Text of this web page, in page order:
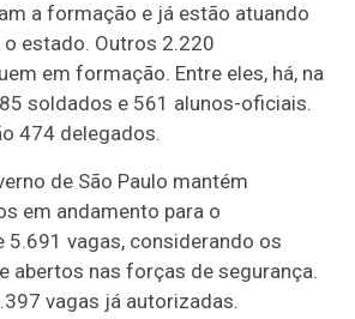
a formação e já estão atuando
estado. Outros 2.220
em formação. Entre eles, há, na
soldados e 561 alunos-oficiais.
474 delegados.
de São Paulo mantém
em andamento para o
5.691 vagas, considerando os
abertos nas forças de segurança.
vagas já autorizadas.